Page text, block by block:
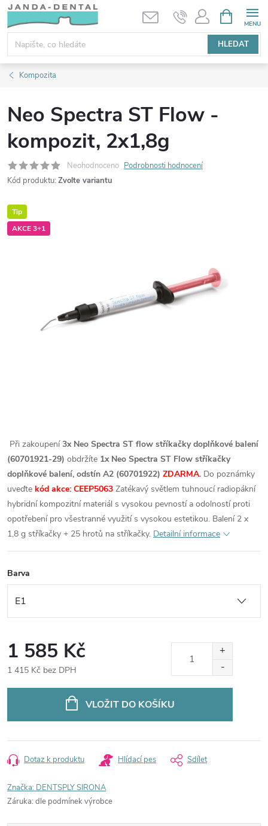
Přejít
obsah
HLEDAT
NÁKUPNÍ
KOŠÍK
Kompozita
Neo Spectra ST Flow -
kompozit, 2x1,8g
Neohodnoceno Podrobnosti hodnocení
Kód produktu: Zvolte variantu
Tip
AKCE 3+1
Při zakoupení3x Neo Spectra ST flow stříkačky doplňkové balení
(60701921-29) obdržíte 1x Neo Spectra ST Flow stříkačky
doplňkové balení, odstín A2 (60701922) ZDARMA. Do poznámky
uveďte kód akce: CEEP5063 Zatékavý světlem tuhnoucí radiopákní
hybridní kompozitní materiál s vysokou pevností a odolností proti
opotřebení pro všestranné využití s vysokou estetikou. Balení 2 x
1,8 g stříkačky + 25 hrotů na stříkačky. Detailní informace
Barva
1 585 Kč
1 415 Kč bez DPH
VLOŽIT DO KOŠÍKU
Dotaz k produktu Hlídací pes Sdílet
Značka: DENTSPLY SIRONA
Záruka: dle podmínek výrobce